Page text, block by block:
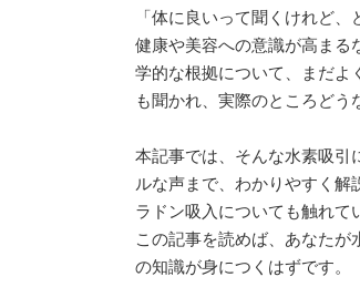
「体に良いって聞くけれど、
健康や美容への意識が高まる
学的な根拠について、まだよ
も聞かれ、実際のところどう
本記事では、そんな水素吸引
ルな声まで、わかりやすく
ラドン吸入についても触れて
この記事を読めば、あなた
の知識が身につくはずです。